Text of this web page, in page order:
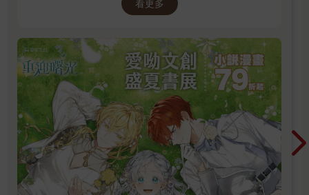
看更多